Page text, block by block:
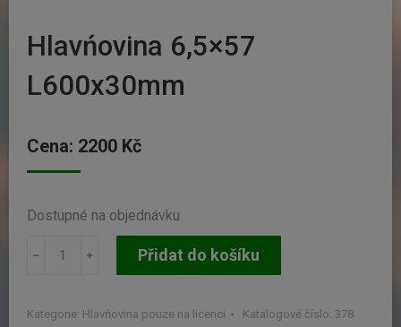
Hlavńovina 6,5×57
L600x30mm
Cena: 2200 Kč
Dostupné na objednávku
množství
Přidat do košíku
Kategorie: Hlavńovina pouze na licenci Katalogové číslo: 378